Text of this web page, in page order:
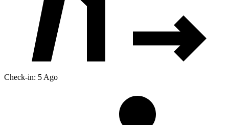
Check-in: 5 Ago